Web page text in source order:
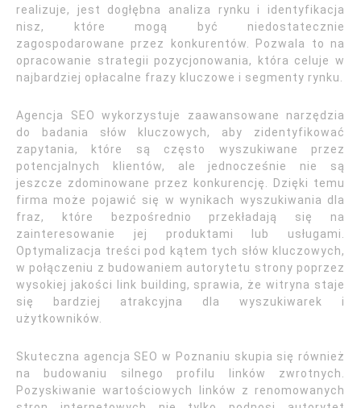
realizuje, jest dogłębna analiza rynku i identyfikacja
nisz, które mogą być niedostatecznie
zagospodarowane przez konkurentów. Pozwala to na
opracowanie strategii pozycjonowania, która celuje w
najbardziej opłacalne frazy kluczowe i segmenty rynku.
Agencja SEO wykorzystuje zaawansowane narzędzia
do badania słów kluczowych, aby zidentyfikować
zapytania, które są często wyszukiwane przez
potencjalnych klientów, ale jednocześnie nie są
jeszcze zdominowane przez konkurencję. Dzięki temu
firma może pojawić się w wynikach wyszukiwania dla
fraz, które bezpośrednio przekładają się na
zainteresowanie jej produktami lub usługami.
Optymalizacja treści pod kątem tych słów kluczowych,
w połączeniu z budowaniem autorytetu strony poprzez
wysokiej jakości link building, sprawia, że witryna staje
się bardziej atrakcyjna dla wyszukiwarek i
użytkowników.
Skuteczna agencja SEO w Poznaniu skupia się również
na budowaniu silnego profilu linków zwrotnych.
Pozyskiwanie wartościowych linków z renomowanych